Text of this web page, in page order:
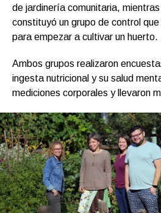
de jardinería comunitaria,
constituyó un grupo de control
para empezar a cultivar un huerto.
Ambos grupos realizaron
ingesta nutricional y su salud
mediciones corporales y llevaron